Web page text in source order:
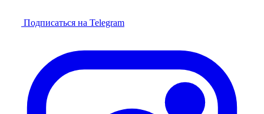
Подписаться на Telegram